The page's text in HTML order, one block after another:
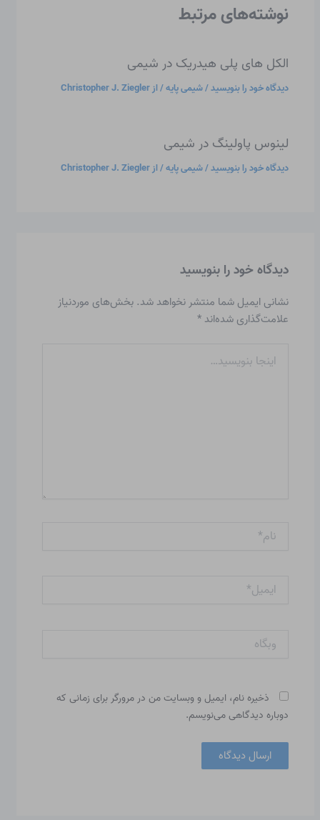
نوشته‌های مرتبط
الکل های پلی هیدریک در شیمی
دیدگاه‌ خود را بنویسید/شیمی پایه/ از Christopher J. Ziegler
لینوس پاولینگ در شیمی
دیدگاه‌ خود را بنویسید/شیمی پایه/ از Christopher J. Ziegler
دیدگاه‌ خود را بنویسید
نشانی ایمیل شما منتشر نخواهد شد. بخش‌های موردنیاز
علامت‌گذاری شده‌اند*
بنویسید…
ایمیل*
ذخیره نام، ایمیل و وبسایت من در مرورگر برای زمانی که
دوباره دیدگاهی می‌نویسم.